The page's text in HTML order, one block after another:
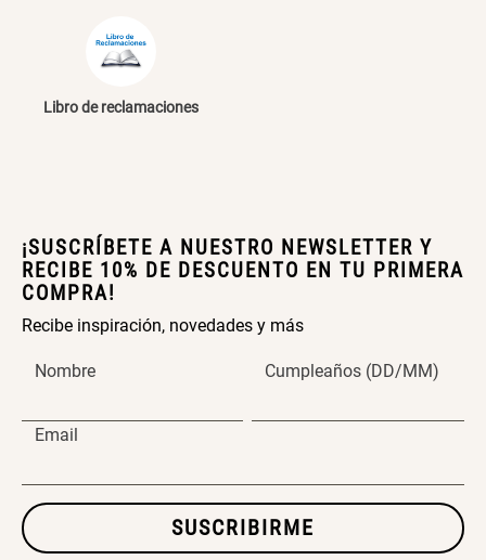
Libro de reclamaciones
¡SUSCRÍBETE A NUESTRO NEWSLETTER Y
RECIBE 10% DE DESCUENTO EN TU PRIMERA
COMPRA!
Recibe inspiración, novedades y más
Nombre Cumpleaños (DD/MM)
Email
SUSCRIBIRME
Papelero de Plástico Color 8 Lt
15,7x22,2x33,3 cm
S/ 39.90